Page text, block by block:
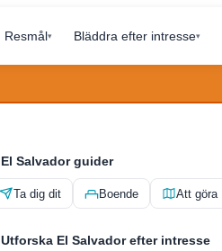
Resmål▾ Bläddra efter intresse▾
El Salvador guider
Ta dig dit Boende Att göra
Utforska El Salvador efter intresse